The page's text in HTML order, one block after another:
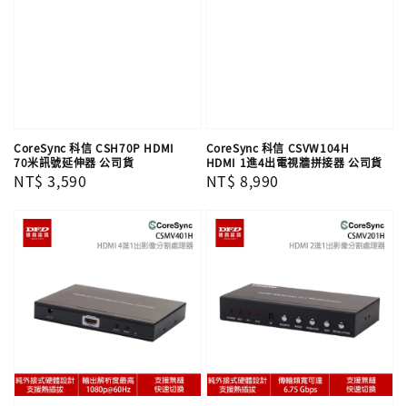
CoreSync 科信 CSH70P HDMI
70米訊號延伸器 公司貨
Regular
NT$ 3,590
CoreSync 科信 CSVW104H
HDMI 1進4出電視牆拼接器 公司貨
Regular
NT$ 8,990